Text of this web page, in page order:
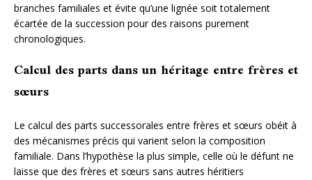
branches familiales et évite qu’une lignée soit totalement
écartée de la succession pour des raisons purement
chronologiques.
Calcul des parts dans un héritage entre frères et
sœurs
Le calcul des parts successorales entre frères et sœurs obéit à
des mécanismes précis qui varient selon la composition
familiale. Dans l’hypothèse la plus simple, celle où le défunt ne
laisse que des frères et sœurs sans autres héritiers